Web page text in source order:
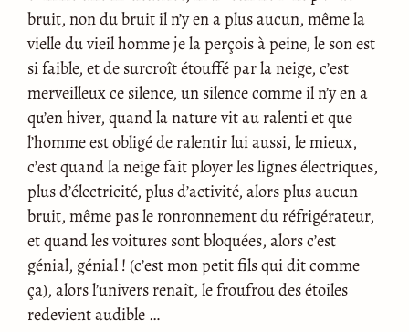
bruit, non du bruit il n’y en a plus aucun, même la
vielle du vieil homme je la perçois à peine, le son est
si faible, et de surcroît étouffé par la neige, c’est
merveilleux ce silence, un silence comme il n’y en a
qu’en hiver, quand la nature vit au ralenti et que
l’homme est obligé de ralentir lui aussi, le mieux,
c’est quand la neige fait ployer les lignes électriques,
plus d’électricité, plus d’activité, alors plus aucun
bruit, même pas le ronronnement du réfrigérateur,
et quand les voitures sont bloquées, alors c’est
génial, génial ! (c’est mon petit fils qui dit comme
ça), alors l’univers renaît, le froufrou des étoiles
redevient audible …